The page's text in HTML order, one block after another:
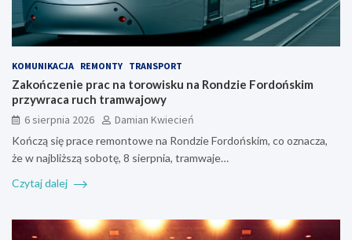
KOMUNIKACJA REMONTY TRANSPORT
Zakończenie prac na torowisku na Rondzie Fordońskim
przywraca ruch tramwajowy
6 sierpnia 2026
Damian Kwiecień
Kończą się prace remontowe na Rondzie Fordońskim, co oznacza,
że w najbliższą sobotę, 8 sierpnia, tramwaje…
Czytaj dalej